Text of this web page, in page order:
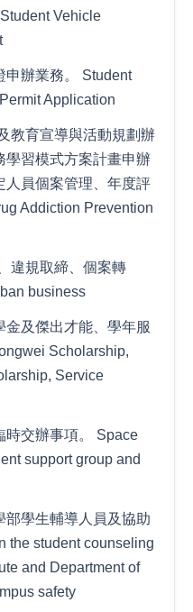
Vehicle
申辦業務。 Student
Application
教育宣導與活動規劃辦
學習模式方案計畫申辦
人員個案管理、年度評
Addiction Prevention
違規取締、個案轉
business
及傑出才能、學年服
Scholarship,
Service
時交辦事項。 Space
support group and
部學生輔導人員及協助
the student counseling
and Department of
safety